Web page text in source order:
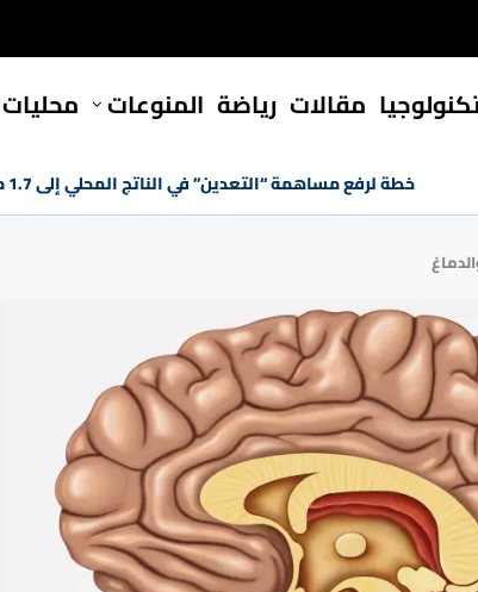
مقالات رياضة المنوعات محليات
خطة لرفع مساهمة “التعدين” في الناتج المحلي إلى 1.7 مليار دينار